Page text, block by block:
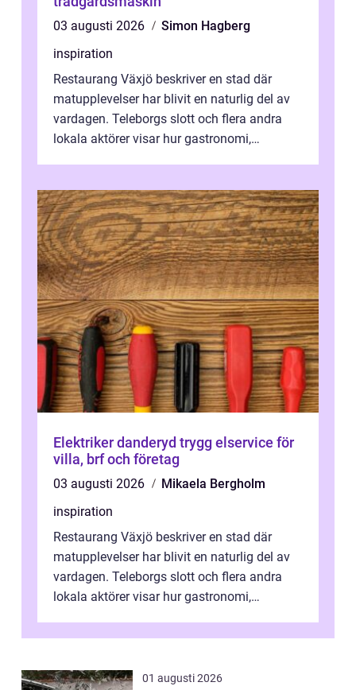
03 augusti 2026
Simon Hagberg
inspiration
Restaurang Växjö beskriver en stad där
matupplevelser har blivit en naturlig del av
vardagen. Teleborgs slott och flera andra
lokala aktörer visar hur gastronomi,
Elektriker danderyd trygg elservice för
villa, brf och företag
03 augusti 2026
Mikaela Bergholm
inspiration
Restaurang Växjö beskriver en stad där
matupplevelser har blivit en naturlig del av
vardagen. Teleborgs slott och flera andra
lokala aktörer visar hur gastronomi,
01 augusti 2026